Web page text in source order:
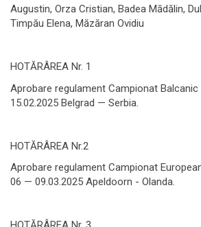
Augustin, Orza Cristian, Badea Mădălin,
Timpău Elena, Măzăran Ovidiu
HOTĂRÂREA Nr. 1
Aprobare regulament Campionat
15.02.2025 Belgrad — Serbia.
HOTĂRÂREA Nr.2
Aprobare regulament Campionat
06 — 09.03.2025 Apeldoorn - Olanda.